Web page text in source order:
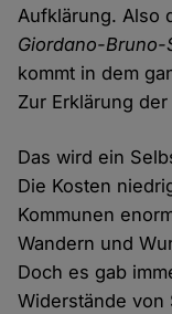
Aufklärung. Also
Giordano-Bruno-
kommt in dem
Zur Erklärung
Das wird ein
Die Kosten
Kommunen
Wandern und
Doch es gab
Widerstände von